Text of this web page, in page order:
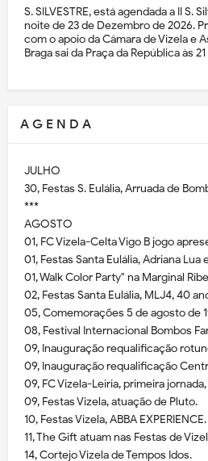
S. SILVESTRE, está agendada a II S.
noite de 23 de Dezembro de 2026.
com o apoio da Câmara de Vizela e
Braga sai da Praça da República às
A G E N D A
JULHO
30, Festas S. Eulália, Arruada de
***
AGOSTO
01, FC Vizela-Celta Vigo B jogo
01, Festas Santa Eulália, Adriana Lua
01, Walk Color Party" na Marginal
02, Festas Santa Eulália, MLJ4, 40
05, Comemorações 5 de agosto de
08, Festival Internacional Bombos
09, Inauguração requalificação
09, Inauguração requalificação
09, FC Vizela-Leiria, primeira
09, Festas Vizela, atuação de Pluto.
10, Festas Vizela, ABBA EXPERIENCE.
11, The Gift atuam nas Festas de
14, Cortejo Vizela de Tempos Idos.